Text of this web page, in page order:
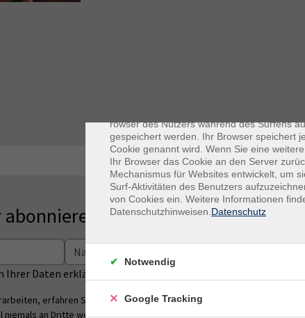
Ihrer Daten erklären Sie sich mit der Verarbeitung gemäß
erfahren Sie in unserenDatenschutzbestimmungen
niemals an Dritte weitergeben.
Cookies sind kleine Datenmengen, die von
rowser des Nutzers während des Surfens
gespeichert werden. Ihr Browser speichert
Cookie genannt wird. Wenn Sie eine
Ihr Browser das Cookie an den Server
Mechanismus für Websites entwickelt, um
Surf-Aktivitäten des Benutzers
von Cookies ein. Weitere Informationen
Datenschutzhinweisen. Datenschutz
Notwendig
Google Tracking